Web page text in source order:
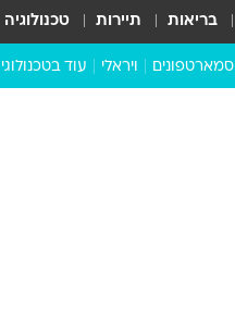
בריאות תיירות טכנולוגיה
סמארטפונים ויראלי עוד